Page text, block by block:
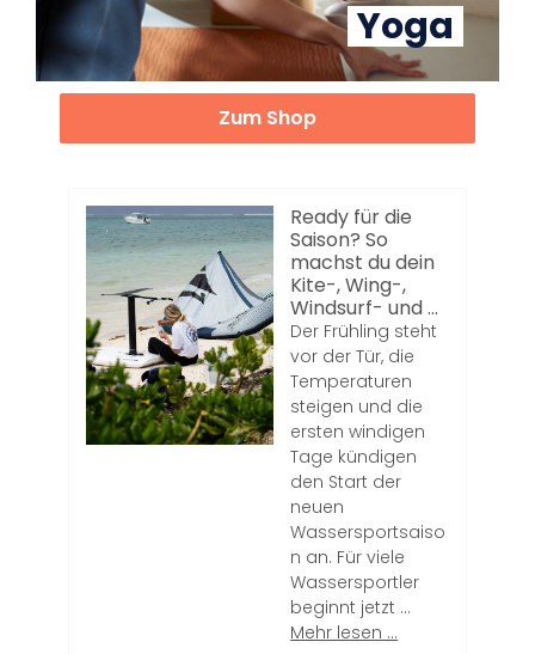
Yoga
Zum Shop
Ready für die
Saison? So
machst du dein
Kite-, Wing-,
Windsurf- und ...
Der Frühling steht
vor der Tür, die
Temperaturen
steigen und die
ersten windigen
Tage kündigen
den Start der
neuen
Wassersportsaiso
n an. Für viele
Wassersportler
beginnt jetzt ...
Mehr lesen ...